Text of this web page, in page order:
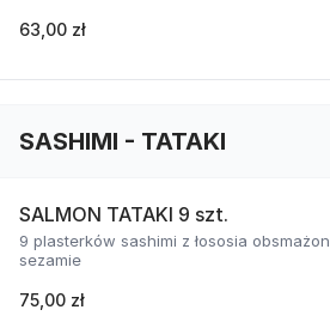
63,00 zł
SASHIMI - TATAKI
SALMON TATAKI 9 szt.
9 plasterków sashimi z łososia
sezamie
75,00 zł